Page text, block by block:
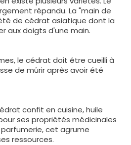
répandu. La "main de
de cédrat asiatique dont la
aux doigts d'une main.
le cédrat doit être cueilli à
de mûrir après avoir été
confit en cuisine, huile
ses propriétés médicinales
cet agrume
ressources.